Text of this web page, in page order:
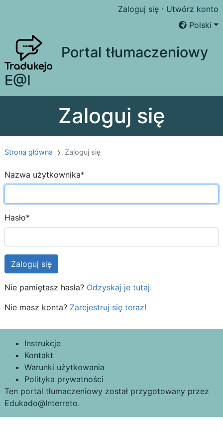
Zaloguj się ⋅ Utwórz konto
Polski
Portal tłumaczeniowy
E@I
Zaloguj się
Strona główna Zaloguj się
Nazwa użytkownika*
Hasło*
Nie pamiętasz hasła? Odzyskaj je tutaj.
Nie masz konta? Zarejestruj się teraz!
Instrukcje
Kontakt
Warunki użytkowania
Polityka prywatności
Ten portal tłumaczeniowy został przygotowany przez
Edukado@Interreto.